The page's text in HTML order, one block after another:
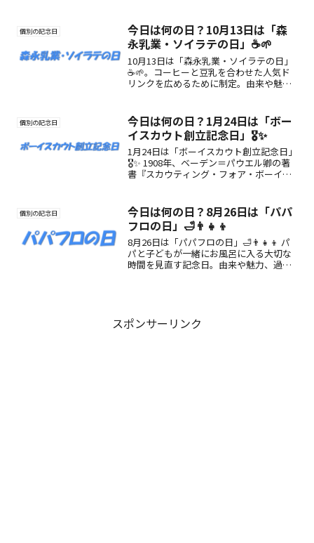
個別の記念日
今日は何の日？10月13日は「森
永乳業・ソイラテの日」☕🌱
10月13日は「森永乳業・ソイラテの日」
☕🌱。コーヒーと豆乳を合わせた人気ド
リンクを広めるために制定。由来や魅
個別の記念日
今日は何の日？1月24日は「ボー
イスカウト創立記念日」🎖️✨
1月24日は「ボーイスカウト創立記念日」
🎖️✨ 1908年、ベーデン＝パウエル卿の著
書『スカウティング・フォア・ボーイ
情・奉仕の心を育む日です🌿
個別の記念日
今日は何の日？8月26日は「パパ
フロの日」🛁👨‍👧‍👦
8月26日は「パパフロの日」🛁👨‍👧‍👦 パ
パと子どもが一緒にお風呂に入る大切な
時間を見直す記念日。由来や魅力、過ご
スポンサーリンク